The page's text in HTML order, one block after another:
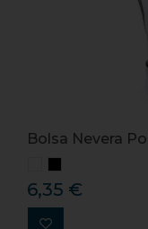
Bolsa Nevera
6,35 €